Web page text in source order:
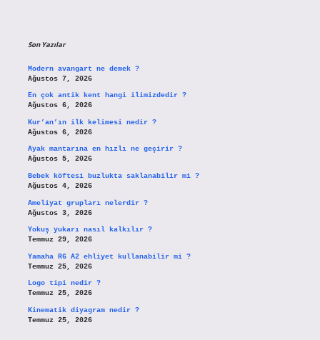
Son Yazılar
Modern avangart ne demek ?
Ağustos 7, 2026
En çok antik kent hangi ilimizdedir ?
Ağustos 6, 2026
Kur’an’ın ilk kelimesi nedir ?
Ağustos 6, 2026
Ayak mantarına en hızlı ne geçirir ?
Ağustos 5, 2026
Bebek köftesi buzlukta saklanabilir mi ?
Ağustos 4, 2026
Ameliyat grupları nelerdir ?
Ağustos 3, 2026
Yokuş yukarı nasıl kalkılır ?
Temmuz 29, 2026
Yamaha R6 A2 ehliyet kullanabilir mi ?
Temmuz 25, 2026
Logo tipi nedir ?
Temmuz 25, 2026
Kinematik diyagram nedir ?
Temmuz 25, 2026